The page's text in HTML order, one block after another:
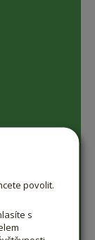
povolit.
s